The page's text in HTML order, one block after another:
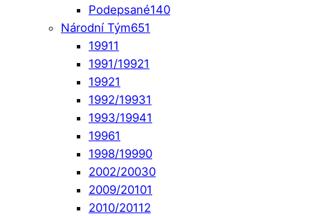
Podepsané140
Národní Tým651
19911
1991/19921
19921
1992/19931
1993/19941
19961
1998/19990
2002/20030
2009/20101
2010/20112